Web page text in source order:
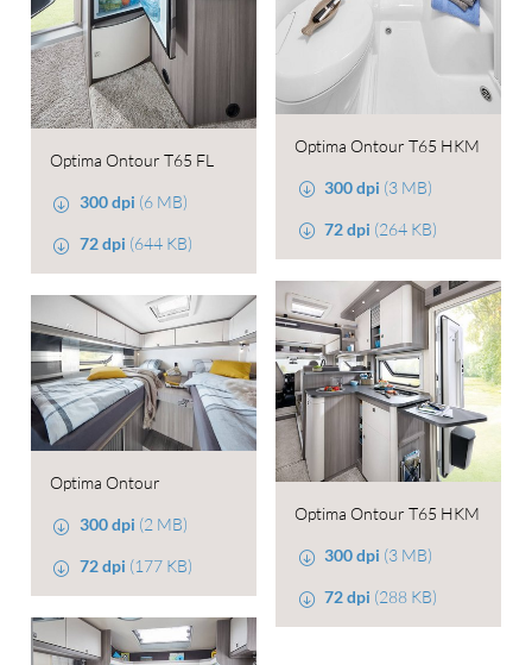
Optima Ontour T65 HKM
300 dpi (3 MB)
72 dpi (264 KB)
Optima Ontour T65 FL
300 dpi (6 MB)
72 dpi (644 KB)
Optima Ontour T65 HKM
300 dpi (3 MB)
72 dpi (288 KB)
Optima Ontour
300 dpi (2 MB)
72 dpi (177 KB)